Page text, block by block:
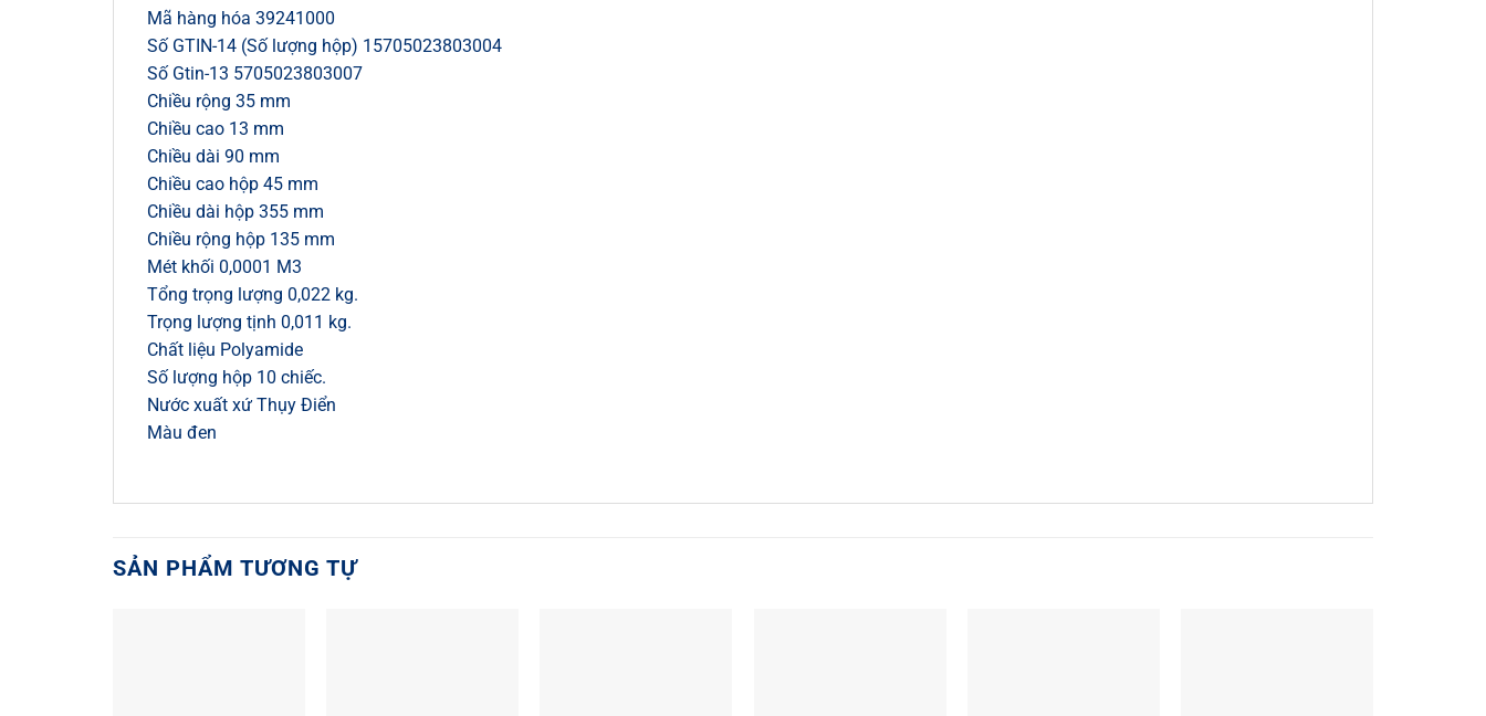
Mã hàng hóa 39241000
Số GTIN-14 (Số lượng hộp) 15705023803004
Số Gtin-13 5705023803007
Chiều rộng 35 mm
Chiều cao 13 mm
Chiều dài 90 mm
Chiều cao hộp 45 mm
Chiều dài hộp 355 mm
Chiều rộng hộp 135 mm
Mét khối 0,0001 M3
Tổng trọng lượng 0,022 kg.
Trọng lượng tịnh 0,011 kg.
Chất liệu Polyamide
Số lượng hộp 10 chiếc.
Nước xuất xứ Thụy Điển
Màu đen
SẢN PHẨM TƯƠNG TỰ